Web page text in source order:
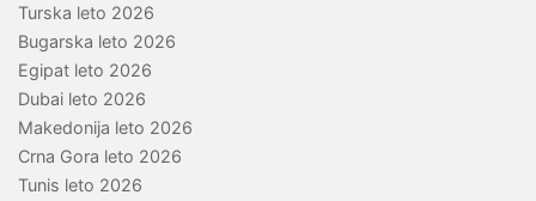
Turska leto 2026
Bugarska leto 2026
Egipat leto 2026
Dubai leto 2026
Makedonija leto 2026
Crna Gora leto 2026
Tunis leto 2026